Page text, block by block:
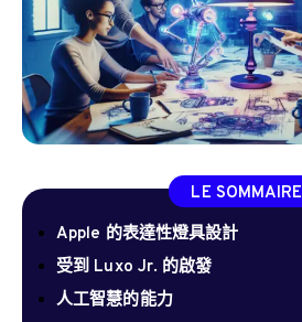
LE SOMMAIRE
Apple 的表達性燈具設計
受到 Luxo Jr. 的啟發
人工智慧的能力